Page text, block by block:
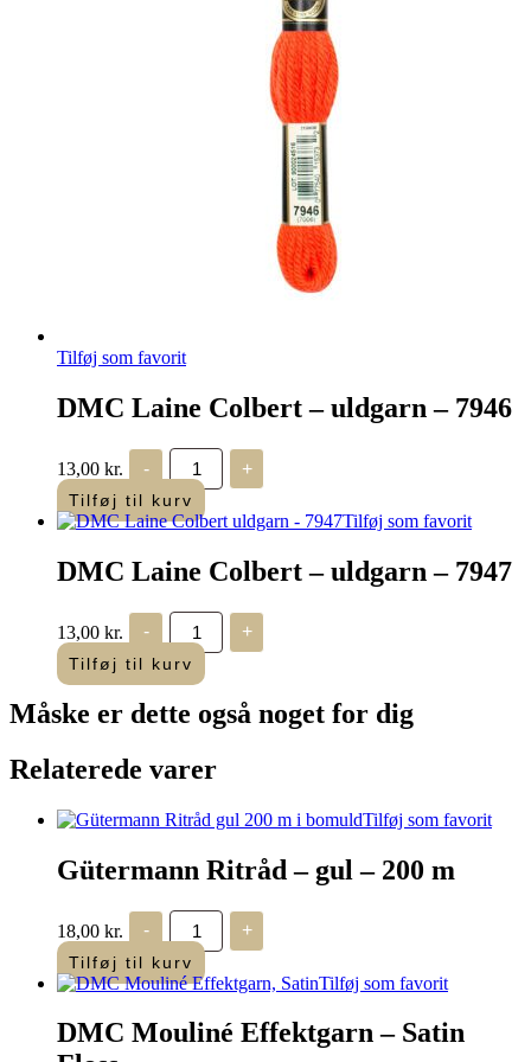
Tilføj som favorit
DMC Laine Colbert – uldgarn – 7946
13,00 kr. -
DMC
Laine
Colbert
-
uldgarn
7946
+
Tilføj til kurv
Tilføj som favorit
DMC Laine Colbert – uldgarn – 7947
13,00 kr. -
DMC
Laine
Colbert
-
-
+
Tilføj til kurv
Måske er dette også noget for dig
Relaterede varer
Tilføj som favorit
Gütermann Ritråd – gul – 200 m
18,00 kr. -
Gütermann
Ritråd
-
gul
-
m
+
Tilføj til kurv
Tilføj som favorit
DMC Mouliné Effektgarn – Satin